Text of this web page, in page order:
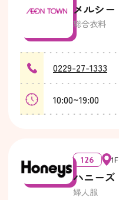
メルシー
総合衣料
0229-27-1333
10:00~19:00
126 1F
ハニーズ
婦人服